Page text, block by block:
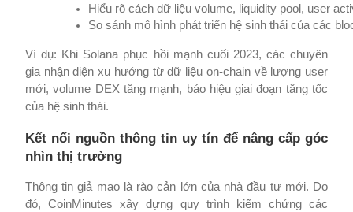
Hiểu rõ cách dữ liệu volume, liquidity pool, user
So sánh mô hình phát triển hệ sinh thái của các
Ví dụ: Khi Solana phục hồi mạnh cuối 2023, các chuyên
gia nhận diện xu hướng từ dữ liệu on-chain về lượng user
mới, volume DEX tăng mạnh, báo hiệu giai đoạn tăng tốc
của hệ sinh thái.
Kết nối nguồn thông tin uy tín để nâng cấp góc
nhìn thị trường
Thông tin giả mạo là rào cản lớn của nhà đầu tư mới. Do
đó, CoinMinutes xây dựng quy trình kiểm chứng các